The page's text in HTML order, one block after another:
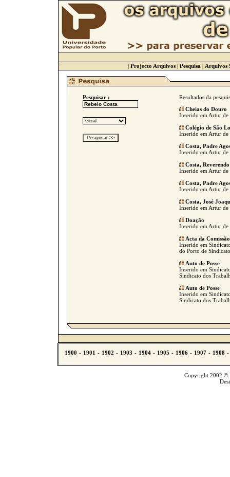
| Projecto Arquivos | Pesquisa | Arquivos
Pesquisar :
Resultados da
Cheias do Douro
Inserido em Artur de
Colégio de São
Inserido em Artur de
Costa, Padre
Inserido em Artur de
Costa,
Inserido em Artur de
Costa, Padre
Inserido em Artur de
Costa, José
Inserido em Artur de
Doação
Inserido em Artur de
Acta da
Inserido em
do Porto de
Auto de Posse
Inserido em
Sindicato dos
Auto de Posse
Inserido em
Sindicato dos
Copyright 2002 ©